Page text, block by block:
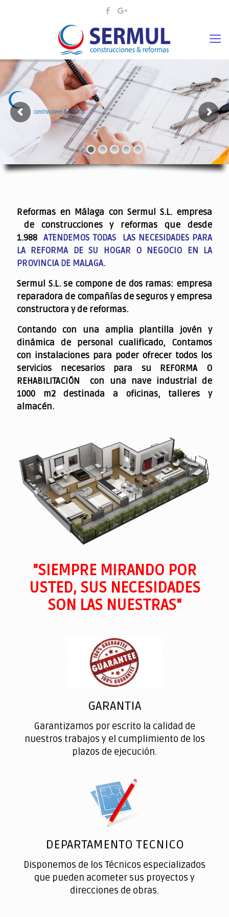
¡¡DAMOS VIDA A SUS
Reformas en Málaga con Sermul S.L. empresa
de construcciones y reformas que desde
1.988ATENDEMOS TODAS LAS NECESIDADES PARA
LA REFORMA DE SU HOGAR O NEGOCIO EN LA
PROVINCIA DE MALAGA.
Sermul S.L. se compone de dos ramas: empresa
reparadora de compañías de seguros y empresa
constructora y de reformas.
Contando con una amplia plantilla jovén y
dinámica de personal cualificado, Contamos
con instalaciones para poder ofrecer todos los
servicios necesarios para su REFORMA O
REHABILITACIÓN con una nave industrial de
1000 m2 destinada a oficinas, talleres y
almacén.
"SIEMPRE MIRANDO POR
USTED, SUS NECESIDADES
SON LAS NUESTRAS"
GARANTIA
Garantizamos por escrito la calidad de
nuestros trabajos y el cumplimiento de los
plazos de ejecución.
DEPARTAMENTO TECNICO
Disponemos de los Técnicos especializados
que pueden acometer sus proyectos y
direcciones de obras.